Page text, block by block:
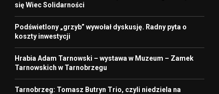
się Wiec Solidarności
Podświetlony „grzyb” wywołał dyskusję. Radny pyta o
koszty inwestycji
Hrabia Adam Tarnowski – wystawa w Muzeum – Zamek
Tarnowskich w Tarnobrzegu
Tarnobrzeg: Tomasz Butryn Trio, czyli niedziela na